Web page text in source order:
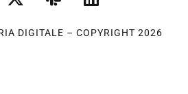
DIGITALE – COPYRIGHT 2026